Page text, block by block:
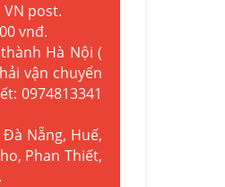
post.
vnđ.
Hà Nội (
vận chuyển
0974813341
Nẵng, Huế,
Phan Thiết,